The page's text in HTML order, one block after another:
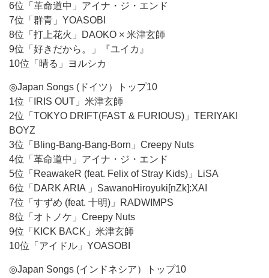
6位「革命道中」アイナ・ジ・エンド
7位「群青」YOASOBI
8位「打上花火」DAOKO × 米津玄師
9位「好きだから。」『ユイカ』
10位「晴る」ヨルシカ
◎Japan Songs (ドイツ）トップ10
1位「IRIS OUT」米津玄師
2位「TOKYO DRIFT(FAST & FURIOUS)」TERIYAKI
BOYZ
3位「Bling-Bang-Bang-Born」Creepy Nuts
4位「革命道中」アイナ・ジ・エンド
5位「ReawakeR (feat. Felix of Stray Kids)」LiSA
6位「DARK ARIA 」SawanoHiroyuki[nZk]:XAI
7位「すずめ (feat. 十明)」RADWIMPS
8位「オトノケ」Creepy Nuts
9位「KICK BACK」米津玄師
10位「アイドル」YOASOBI
◎Japan Songs (インドネシア）トップ10